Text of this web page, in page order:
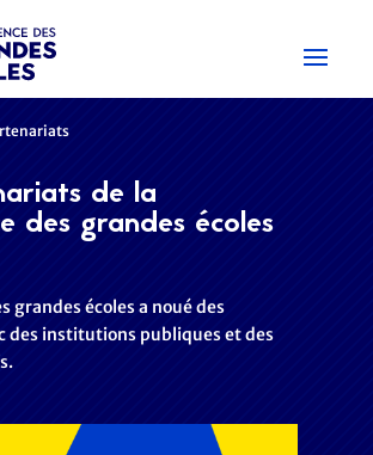
de la
des grandes écoles
grandes écoles a noué des
des institutions publiques et des